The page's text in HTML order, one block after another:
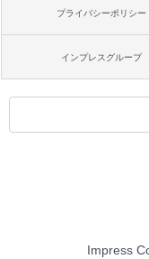
プライバシーポリシー
インプレスグループ
Impress